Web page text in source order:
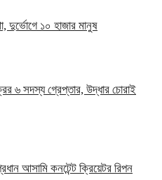
দুর্ভোগে ১০ হাজার মানুষ
৬ সদস্য গ্রেপ্তার, উদ্ধার চোরাই
আসামি কনটেন্ট ক্রিয়েটর রিপন